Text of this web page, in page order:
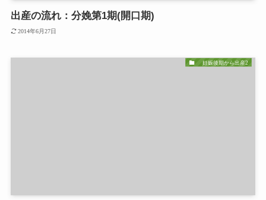
出産の流れ：分娩第1期(開口期)
2014年6月27日
妊娠後期から出産2